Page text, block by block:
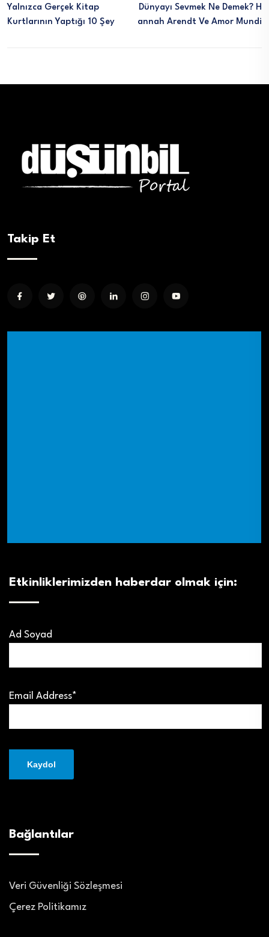
Yalnızca Gerçek Kitap
Kurtlarının Yaptığı 10 Şey
Dünyayı Sevmek Ne Demek? H
Annah Arendt Ve Amor Mundi
Takip Et
Etkinliklerimizden haberdar olmak için:
Ad Soyad
Email Address*
Bağlantılar
Veri Güvenliği Sözleşmesi
Çerez Politikamız